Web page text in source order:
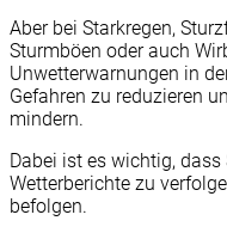
Aber bei Starkregen,
Sturmböen oder auch
Unwetterwarnungen in
Gefahren zu reduzieren
mindern.
Dabei ist es wichtig,
Wetterberichte zu
befolgen.